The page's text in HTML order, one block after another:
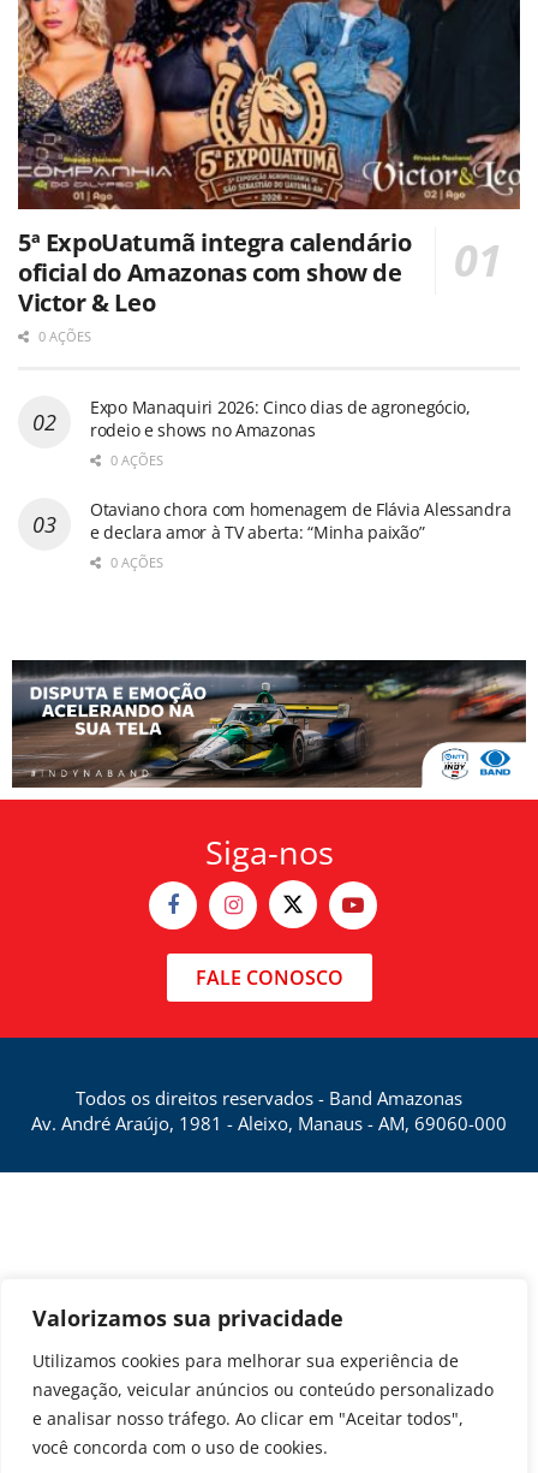
Valorizamos sua privacidade
Utilizamos cookies para melhorar sua experiência de
navegação, veicular anúncios ou conteúdo personalizado
e analisar nosso tráfego. Ao clicar em "Aceitar todos",
você concorda com o uso de cookies.
5ª ExpoUatumã integra calendário
oficial do Amazonas com show de
Victor & Leo
0 AÇÕES
Expo Manaquiri 2026: Cinco dias de agronegócio,
rodeio e shows no Amazonas
0 AÇÕES
Otaviano chora com homenagem de Flávia Alessandra
e declara amor à TV aberta: “Minha paixão”
0 AÇÕES
Siga-nos
FALE CONOSCO
Todos os direitos reservados - Band Amazonas
Av. André Araújo, 1981 - Aleixo, Manaus - AM, 69060-000